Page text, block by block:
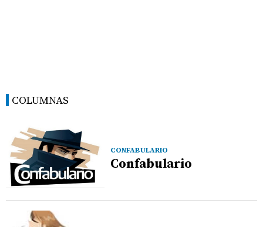
COLUMNAS
CONFABULARIO
Confabulario